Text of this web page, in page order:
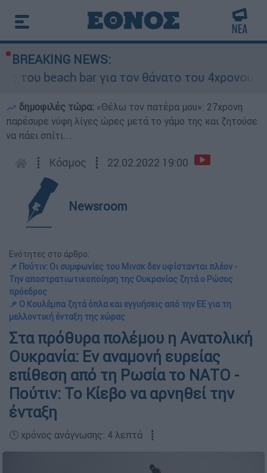
BREAKING NEWS:
beach bar για τον θάνατο του 4χρονου στην
δημοφιλές τώρα: «Θέλω τον πατέρα μου»: 27χρονη
παρέσυρε νύφη λίγες ώρες μετά το γάμο της και ζητούσε
να πάει σπίτι...
┋ Κόσμος ┋ 22.02.2022 19:00
Newsroom
Ενότητες στο άρθρο:
📌 Πούτιν: Οι συμφωνίες του Μινσκ δεν υφίστανται πλέον -
Την αποστρατιωτικοποίηση της Ουκρανίας ζητά ο Ρώσος
πρόεδρος
📌 Ο Κουλέμπα ζητά όπλα και εγγυήσεις από την ΕΕ για τη
μελλοντική ένταξη της χώρας
Στα πρόθυρα πολέμου η Ανατολική
Ουκρανία: Εν αναμονή ευρείας
επίθεση από τη Ρωσία το ΝΑΤΟ -
Πούτιν: Το Κίεβο να αρνηθεί την
ένταξη
🕛 χρόνος ανάγνωσης: 4 λεπτά ┋